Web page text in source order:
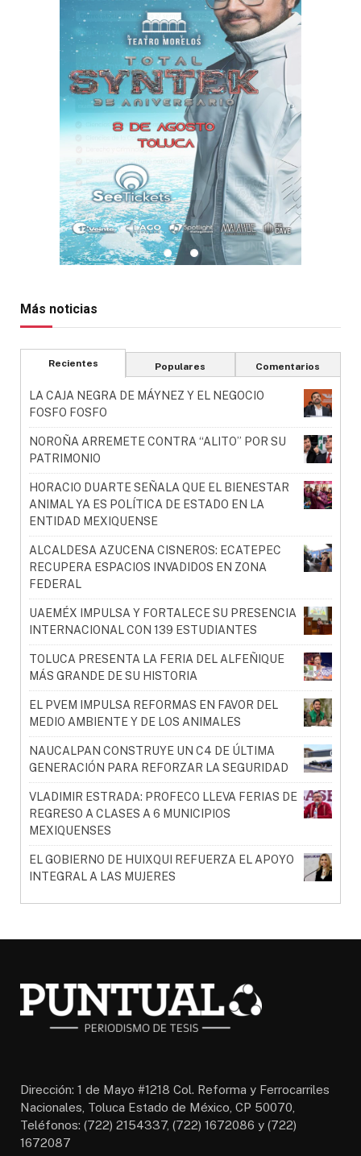
Más noticias
Recientes Populares Comentarios
LA CAJA NEGRA DE MÁYNEZ Y EL NEGOCIO
FOSFO FOSFO
NOROÑA ARREMETE CONTRA “ALITO” POR SU
PATRIMONIO
HORACIO DUARTE SEÑALA QUE EL BIENESTAR
ANIMAL YA ES POLÍTICA DE ESTADO EN LA
ENTIDAD MEXIQUENSE
ALCALDESA AZUCENA CISNEROS: ECATEPEC
RECUPERA ESPACIOS INVADIDOS EN ZONA
FEDERAL
UAEMÉX IMPULSA Y FORTALECE SU PRESENCIA
INTERNACIONAL CON 139 ESTUDIANTES
TOLUCA PRESENTA LA FERIA DEL ALFEÑIQUE
MÁS GRANDE DE SU HISTORIA
EL PVEM IMPULSA REFORMAS EN FAVOR DEL
MEDIO AMBIENTE Y DE LOS ANIMALES
NAUCALPAN CONSTRUYE UN C4 DE ÚLTIMA
GENERACIÓN PARA REFORZAR LA SEGURIDAD
VLADIMIR ESTRADA: PROFECO LLEVA FERIAS DE
REGRESO A CLASES A 6 MUNICIPIOS
MEXIQUENSES
EL GOBIERNO DE HUIXQUI REFUERZA EL APOYO
INTEGRAL A LAS MUJERES
Dirección: 1 de Mayo #1218 Col. Reforma y Ferrocarriles
Nacionales, Toluca Estado de México, CP 50070,
Teléfonos: (722) 2154337, (722) 1672086 y (722)
1672087